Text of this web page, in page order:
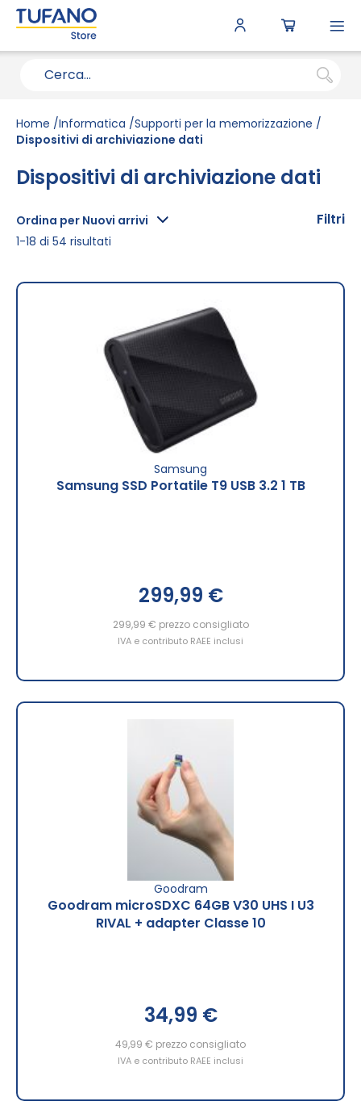
Home Informatica Supporti per la memorizzazione
Dispositivi di archiviazione dati
Dispositivi di archiviazione dati
Ordina per Nuovi arrivi
1-18 di 54 risultati
Samsung
Samsung SSD Portatile T9 USB 3.2 1 TB
299,99 €
299,99 € prezzo consigliato
IVA e contributo RAEE inclusi
Goodram
Goodram microSDXC 64GB V30 UHS I U3
RIVAL + adapter Classe 10
34,99 €
49,99 € prezzo consigliato
IVA e contributo RAEE inclusi
Filtri